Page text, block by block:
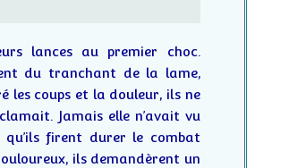
lances au premier choc.
du tranchant de la lame,
les coups et la douleur, ils ne
Jamais elle n’avait vu
firent durer le combat
ils demandèrent un